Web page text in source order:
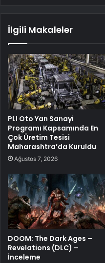
İlgili Makaleler
PLI Oto Yan Sanayi
Programı Kapsamında En
Çok Üretim Tesisi
Maharashtra’da Kuruldu
Ağustos 7, 2026
DOOM: The Dark Ages –
Revelations (DLC) –
İnceleme